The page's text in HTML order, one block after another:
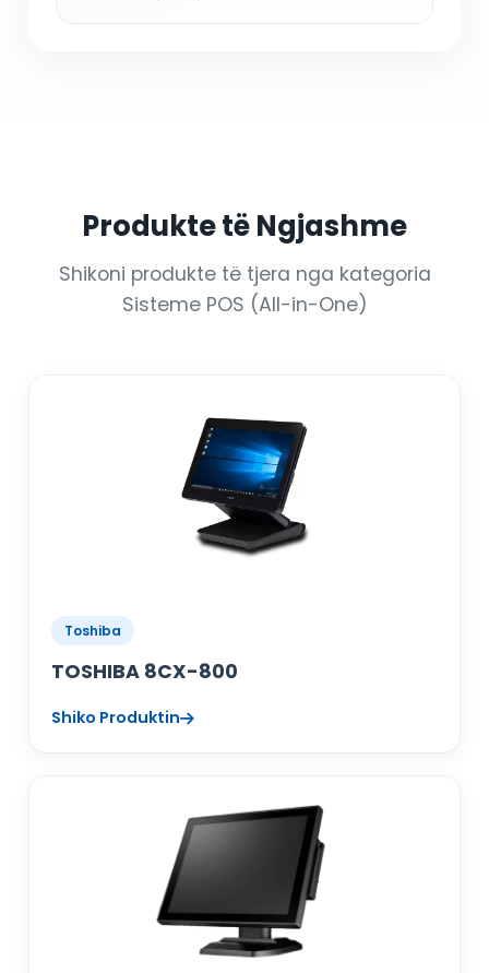
Produkte të Ngjashme
Shikoni produkte të tjera nga kategoria
Sisteme POS (All-in-One)
Toshiba
TOSHIBA 8CX-800
Shiko Produktin